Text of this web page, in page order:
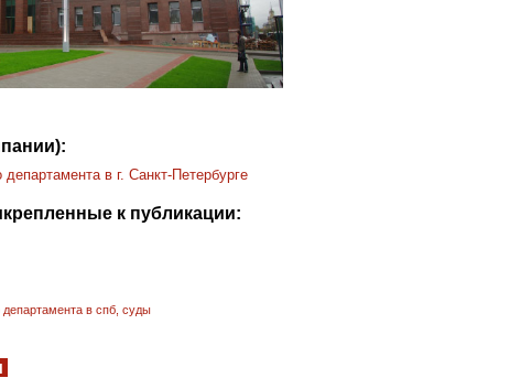
в г. Санкт-Петербурге
к публикации:
в спб суды